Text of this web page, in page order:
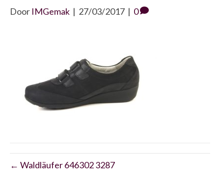
Door IMGemak | 27/03/2017 | 0
← Waldläufer 646302 3287